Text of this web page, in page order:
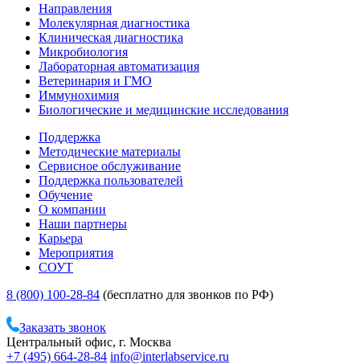
Направления
Молекулярная диагностика
Клиническая диагностика
Микробиология
Лабораторная автоматизация
Ветеринария и ГМО
Иммунохимия
Биологические и медицинские исследования
Поддержка
Методические материалы
Сервисное обслуживание
Поддержка пользователей
Обучение
О компании
Наши партнеры
Карьера
Мероприятия
СОУТ
8 (800) 100-28-84 (бесплатно для звонков по РФ)
Заказать звонок
Центральный офис, г. Москва
+7 (495) 664-28-84 info@interlabservice.ru